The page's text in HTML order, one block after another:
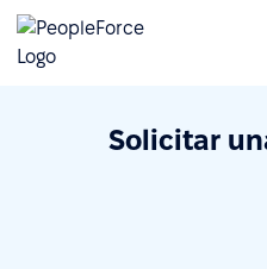
Solicitar